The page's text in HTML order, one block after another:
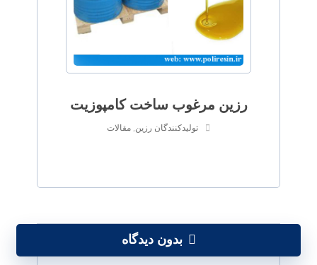
رزین مرغوب ساخت کامپوزیت
تولیدکنندگان رزین مقالات
بدون دیدگاه